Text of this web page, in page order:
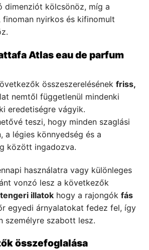
dimenziót kölcsönöz, míg a
nyirkos és kifinomult
Atlas eau de parfum
összeszerelésének friss,
nemtől függetlenül mindenki
eredetiségre vágyik.
teszi, hogy minden szaglási
a légies könnyedség és a
között ingadozva.
használatra vagy különleges
vonzó lesz a következők
tengeri illatok hogy a rajongók fás
egyedi árnyalatokat fedez fel, így
személyre szabott lesz.
összefoglalása